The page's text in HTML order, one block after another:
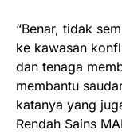
“Benar, tidak
ke kawasan
dan tenaga
membantu
katanya yang
Rendah Sains